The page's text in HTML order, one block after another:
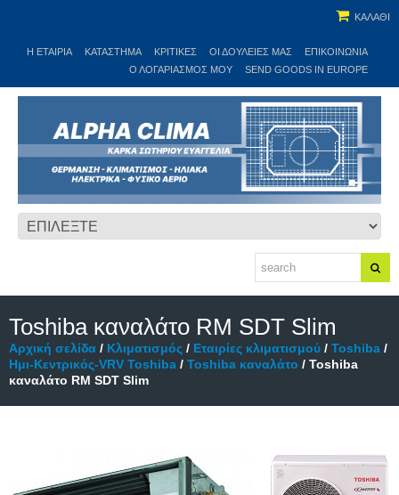
ΚΑΛΑΘΙ
Η ΕΤΑΙΡΊΑ ΚΑΤΆΣΤΗΜΑ ΚΡΙΤΙΚΕΣ ΟΙ ΔΟΥΛΕΙΈΣ ΜΑΣ
ΕΠΙΚΟΙΝΩΝΊΑ
Ο ΛΟΓΑΡΙΑΣΜΌΣ ΜΟΥ
SEND GOODS IN EUROPE
Toshiba καναλάτο RM SDT Slim
Αρχική σελίδα / Κλιματισμός / Εταιρίες κλιματισμού / Toshiba /
Ημι-Κεντρικός-VRV Toshiba / Toshiba καναλάτο / Toshiba
καναλάτο RM SDT Slim